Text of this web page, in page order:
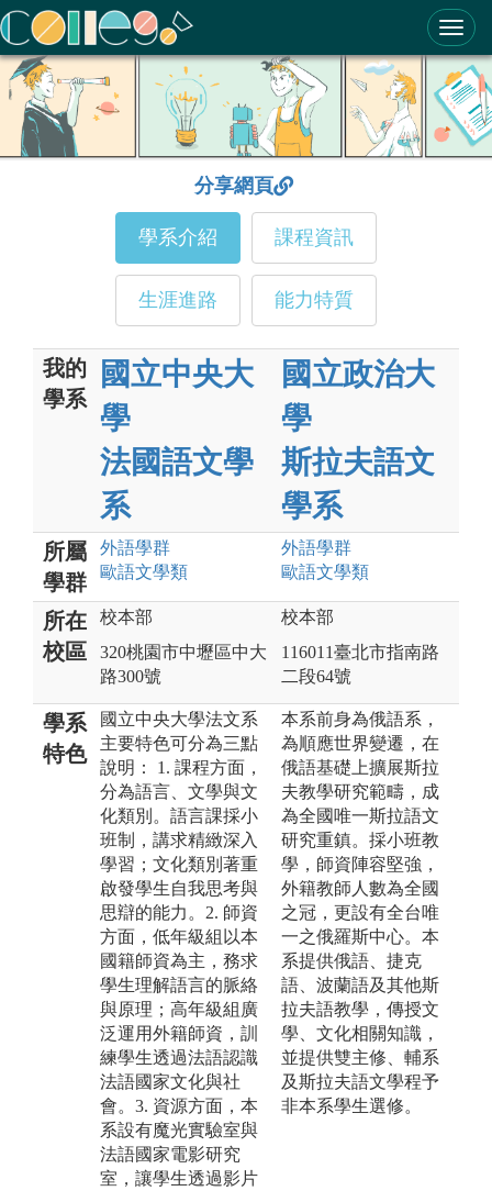
ColleGo! 大學選才與高中育才輔助系統
分享網頁
學系介紹 課程資訊
生涯進路 能力特質
我的
學系
國立中央大
學
法國語文學
系
國立政治大
學
斯拉夫語文
學系
所屬
學群
外語學群
歐語文學類
外語學群
歐語文學類
所在
校區
校本部
320桃園市中壢區中大
路300號
校本部
116011臺北市指南路
二段64號
學系
特色
國立中央大學法文系
主要特色可分為三點
說明： 1. 課程方面，
分為語言、文學與文
化類別。語言課採小
班制，講求精緻深入
學習；文化類別著重
啟發學生自我思考與
思辯的能力。2. 師資
方面，低年級組以本
國籍師資為主，務求
學生理解語言的脈絡
與原理；高年級組廣
泛運用外籍師資，訓
練學生透過法語認識
法語國家文化與社
會。3. 資源方面，本
系設有魔光實驗室與
法語國家電影研究
室，讓學生透過影片
本系前身為俄語系，
為順應世界變遷，在
俄語基礎上擴展斯拉
夫教學研究範疇，成
為全國唯一斯拉語文
研究重鎮。採小班教
學，師資陣容堅強，
外籍教師人數為全國
之冠，更設有全台唯
一之俄羅斯中心。本
系提供俄語、捷克
語、波蘭語及其他斯
拉夫語教學，傳授文
學、文化相關知識，
並提供雙主修、輔系
及斯拉夫語文學程予
非本系學生選修。